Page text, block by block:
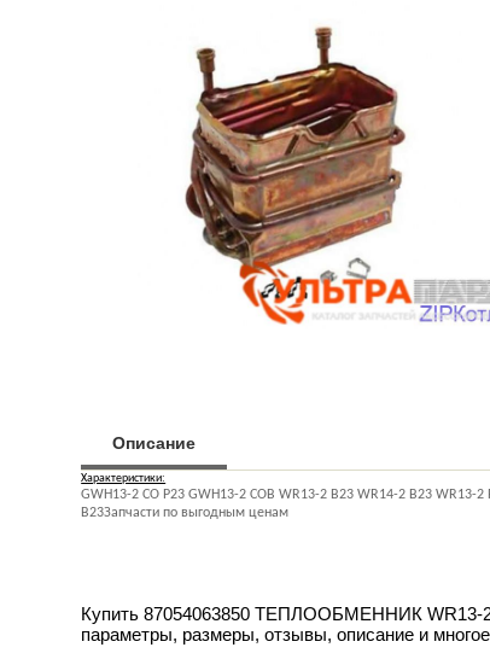
Описание
Характеристики:
GWH13-2 CO P23 GWH13-2 COB WR13-2 B23 WR14-2 B23 WR13-
B23Запчасти по выгодным ценам
Купить 87054063850 ТЕПЛООБМЕННИК WR13-2/
параметры, размеры, отзывы, описание и многое